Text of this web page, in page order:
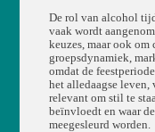
De rol van alcohol
vaak wordt
keuzes, maar ook om
groepsdynamiek,
omdat de
het alledaagse leven,
relevant om stil te
beïnvloedt en waar
meegesleurd worden.